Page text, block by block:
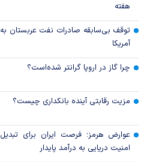
هفته
توقف بی‌سابقه صادرات نفت عربستان به
آمریکا
چرا گاز در اروپا گرانتر شده‌است؟
مزیت رقابتی آینده بانکداری چیست؟
عوارض هرمز؛ فرصت ایران برای تبدیل
امنیت دریایی به درآمد پایدار